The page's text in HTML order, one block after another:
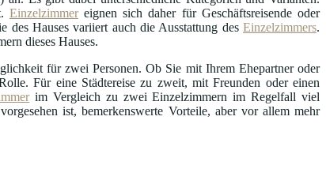
Einzelzimmereignen sich daher für Geschäftsreisende oder
des Hauses variiert auch die Ausstattung des Einzelzimmers.
dieses Hauses.
für zwei Personen. Ob Sie mit Ihrem Ehepartner oder
Für eine Städtereise zu zweit, mit Freunden oder einen
im Vergleich zu zwei Einzelzimmern im Regelfall viel
ist, bemerkenswerte Vorteile, aber vor allem mehr